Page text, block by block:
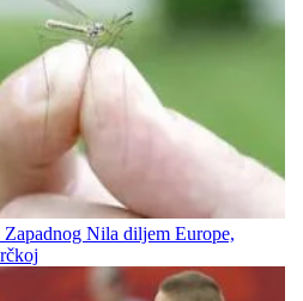
Nila diljem Europe,